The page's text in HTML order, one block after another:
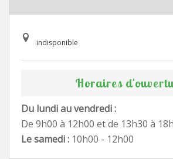
indisponible
Horaires
Du lundi au vendredi :
De 9h00 à 12h00 et de 13h30 à
Le samedi : 10h00 - 12h00